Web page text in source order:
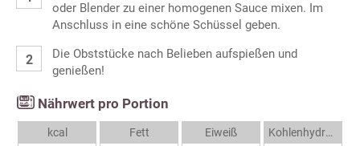
oder Blender zu einer homogenen Sauce mixen. Im
Anschluss in eine schöne Schüssel geben.
Die Obststücke nach Belieben aufspießen und
genießen!
Nährwert pro Portion
kcal
Fett
Eiweiß
Kohlenhydrate